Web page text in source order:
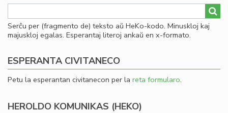
Serĉu per (fragmento de) teksto aŭ HeKo-kodo. Minuskloj kaj
majuskloj egalas. Esperantaj literoj ankaŭ en x-formato.
ESPERANTA CIVITANECO
Petu la esperantan civitanecon per la reta formularo.
HEROLDO KOMUNIKAS (HEKO)